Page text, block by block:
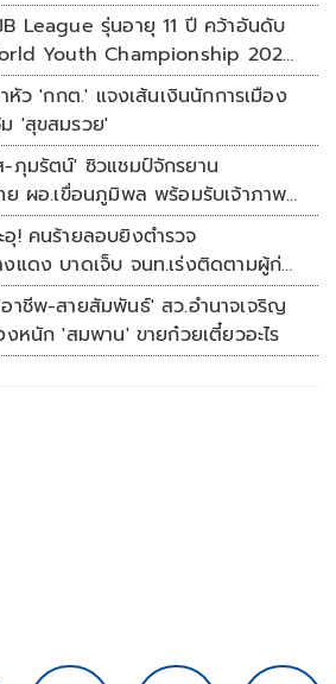
League รุ่นอายุ 11 ปี คว้าอันดับ
Youth Championship 2026
หัว 'กกต.' แจงเส้นเงินนักการเมือง
'สุขสมรวย'
ภุมรัตน์' ซิวแชมป์จักรยาน
ทย ผอ.เขื่อนภูมิพล พร้อมรับเจ้าภาพ
อุ! คนร้ายลอบยิงตำรวจ
แดง บาดเจ็บ จนท.เร่งติดตามผู้ก่อ
อาชีพ-สายสัมพันธ์' สว.อำนาจเจริญ
หนัก 'สมพาน' ขายก๋วยเตี๋ยวอะไร